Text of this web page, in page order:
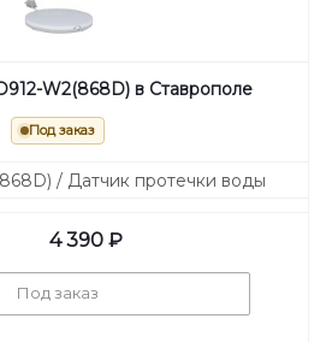
W2(868D) в Ставрополе
Под заказ
/ Датчик протечки воды
4 390₽
Под заказ